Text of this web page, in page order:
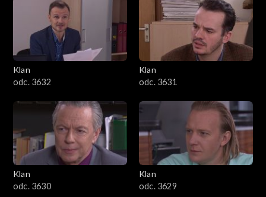
Klan
odc. 3632
Klan
odc. 3631
Klan
odc. 3630
Klan
odc. 3629